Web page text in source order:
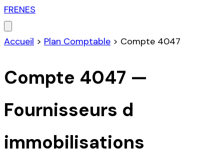
FRENES
Accueil > Plan Comptable > Compte 4047
Compte 4047 —
Fournisseurs d
immobilisations